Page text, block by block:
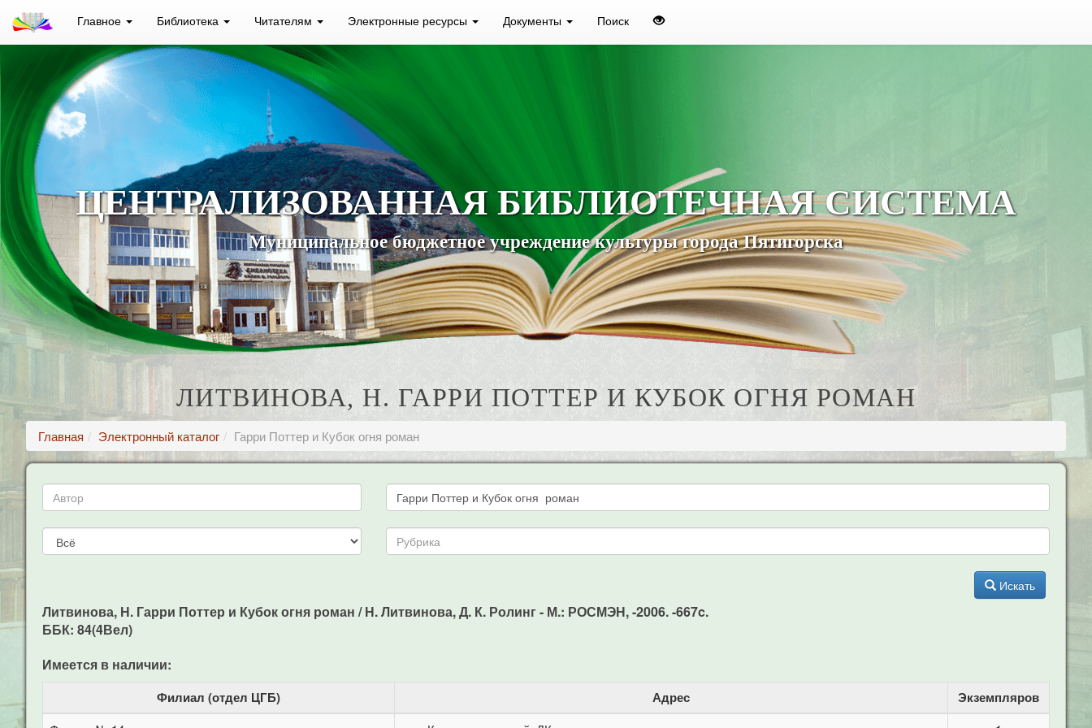
Главное Библиотека Читателям Электронные ресурсы Документы Поиск
ЦЕНТРАЛИЗОВАННАЯ БИБЛИОТЕЧНАЯ СИСТЕМА
Муниципальное бюджетное учреждение культуры города Пятигорска
ЛИТВИНОВА, Н. ГАРРИ ПОТТЕР И КУБОК ОГНЯ РОМАН
Главная Электронный каталог Гарри Поттер и Кубок огня роман
Искать
Литвинова, Н. Гарри Поттер и Кубок огня роман / Н. Литвинова, Д. К. Ролинг - М.: РОСМЭН, -2006. -667c.
ББК: 84(4Вел)
Имеется в наличии:
Филиал (отдел ЦГБ) Адрес Экземпляров